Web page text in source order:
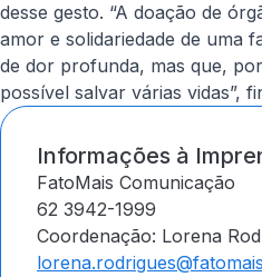
desse gesto. “A doação de
amor e solidariedade de uma
de dor profunda, mas que,
possível salvar várias vidas”,
Informações à
FatoMais Comunicação
62 3942-1999
Coordenação: Lorena